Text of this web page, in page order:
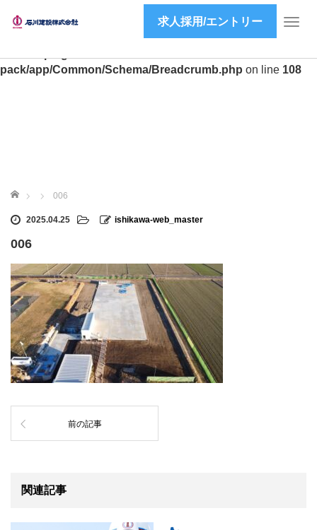
Warning: preg_match(): Unknown modifier 'a' in
/home/ishikawa-inc/ishikawa-inc.co.jp/public_html/wp2/wp-
pack/app/Common/Schema/Breadcrumb.php on line 108
T
g
求人採用/エントリー
ホーム 006
2025.04.25 ishikawa-web_master
006
前の記事
関連記事